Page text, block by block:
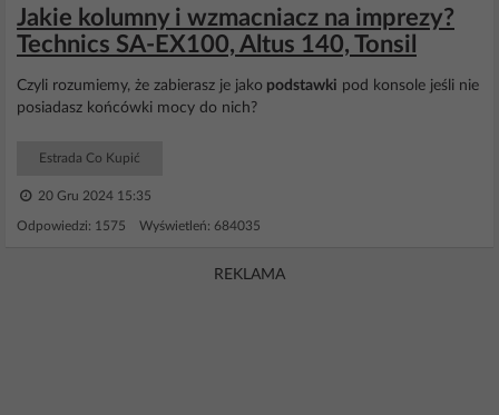
Jakie kolumny i wzmacniacz na imprezy?
Technics SA-EX100, Altus 140, Tonsil
Czyli rozumiemy, że zabierasz je jako podstawki pod konsole jeśli nie
posiadasz końcówki mocy do nich?
Estrada Co Kupić
20 Gru 2024 15:35
Odpowiedzi: 1575 Wyświetleń: 684035
REKLAMA